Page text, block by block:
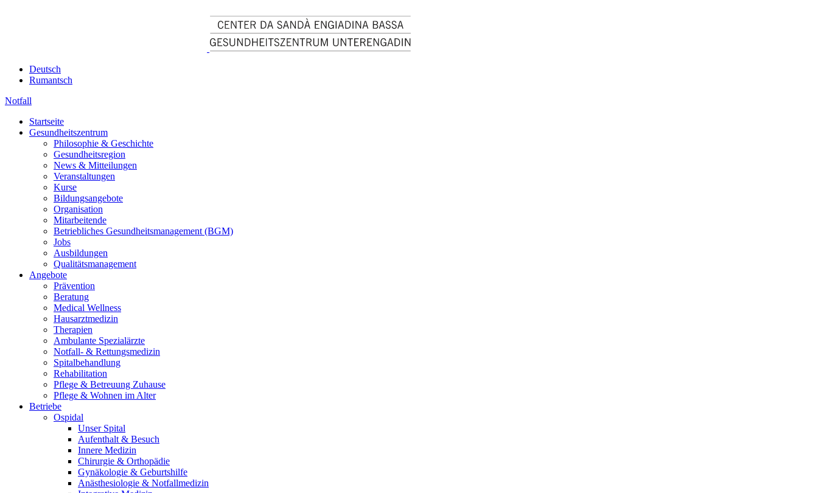
Deutsch
Rumantsch
Notfall
Startseite
Gesundheitszentrum
Philosophie & Geschichte
Gesundheitsregion
News & Mitteilungen
Veranstaltungen
Kurse
Bildungsangebote
Organisation
Mitarbeitende
Betriebliches Gesundheitsmanagement (BGM)
Jobs
Ausbildungen
Qualitätsmanagement
Angebote
Prävention
Beratung
Medical Wellness
Hausarztmedizin
Therapien
Ambulante Spezialärzte
Notfall- & Rettungsmedizin
Spitalbehandlung
Rehabilitation
Pflege & Betreuung Zuhause
Pflege & Wohnen im Alter
Betriebe
Ospidal
Unser Spital
Aufenthalt & Besuch
Innere Medizin
Chirurgie & Orthopädie
Gynäkologie & Geburtshilfe
Anästhesiologie & Notfallmedizin